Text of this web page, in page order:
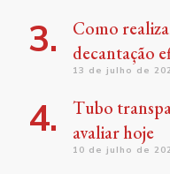
Como
decantação
13 de julho de
Tubo
avaliar hoje
10 de julho de